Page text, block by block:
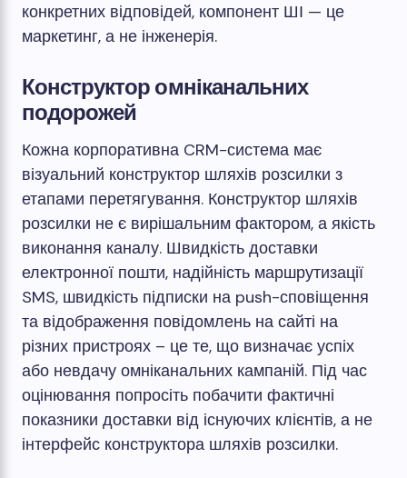
конкретних відповідей, компонент ШІ — це
маркетинг, а не інженерія.
Конструктор омніканальних
подорожей
Кожна корпоративна CRM-система має
візуальний конструктор шляхів розсилки з
етапами перетягування. Конструктор шляхів
розсилки не є вирішальним фактором, а якість
виконання каналу. Швидкість доставки
електронної пошти, надійність маршрутизації
SMS, швидкість підписки на push-сповіщення
та відображення повідомлень на сайті на
різних пристроях – це те, що визначає успіх
або невдачу омніканальних кампаній. Під час
оцінювання попросіть побачити фактичні
показники доставки від існуючих клієнтів, а не
інтерфейс конструктора шляхів розсилки.